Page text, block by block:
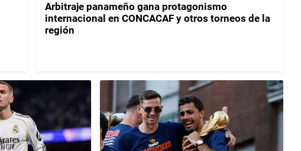
Arbitraje panameño gana protagonismo
internacional en CONCACAF y otros torneos de la
región